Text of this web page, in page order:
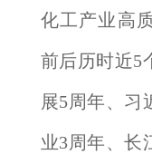
化工产业高
前后历时近5
展5周年、习
业3周年、长